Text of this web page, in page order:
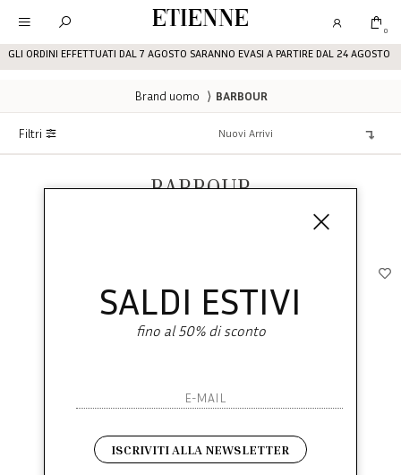
GLI ORDINI EFFETTUATI DAL 7 AGOSTO SARANNO EVASI A PARTIRE DAL 24 AGOSTO
Etienne 0
Brand uomo ⟩ BARBOUR
Filtri
BARBOUR
SALDI ESTIVI
fino al 50% di sconto
ISCRIVITI ALLA NEWSLETTER